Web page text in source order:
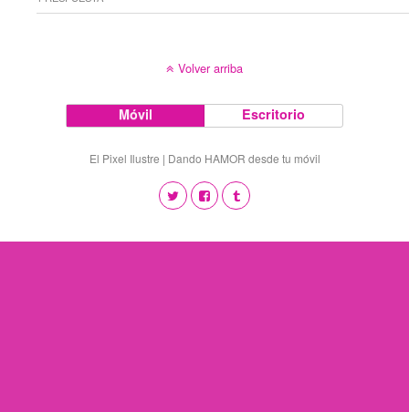
Volver arriba
Móvil Escritorio
El Pixel Ilustre | Dando HAMOR desde tu móvil